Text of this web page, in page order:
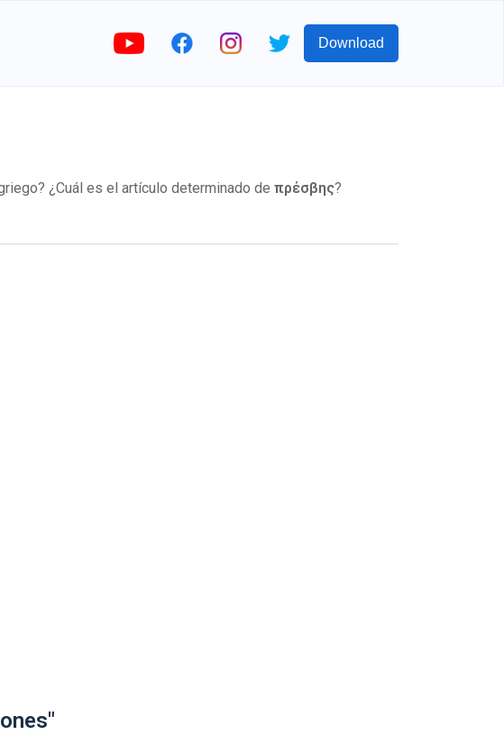
Download
¿Cuál es el artículo determinado de πρέσβης?